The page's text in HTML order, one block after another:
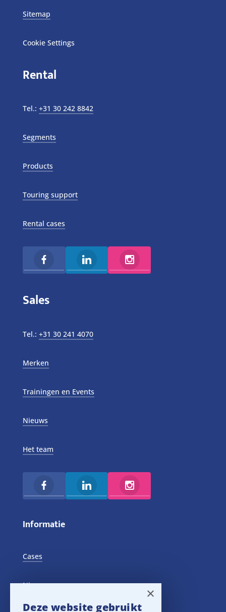
Sitemap
Cookie Settings
Rental
Tel.: +31 30 242 8842
Segments
Products
Touring support
Rental cases
Sales
Tel.: +31 30 241 4070
Merken
Trainingen en Events
Nieuws
Het team
Informatie
Cases
Nieuws
×
Deze website gebruikt